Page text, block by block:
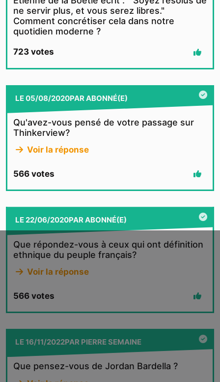
ne servir plus, et vous serez libres."
Comment concrétiser cela dans notre
quotidien moderne ?
723 votes
LE05/08/2020PAR ABONNÉ(E)
Qu'avez-vous pensé de votre passage sur
Thinkerview?
Voir la réponse
566 votes
LE22/06/2020PARABONNÉ(E)
Que répondez-vous à ceux qui ont définition
ethnique du peuple français?
Voir la réponse
566 votes
LE16/11/2022PAR PIERRE SEMAINE
Que pensez-vous de Jordan Bardella ?